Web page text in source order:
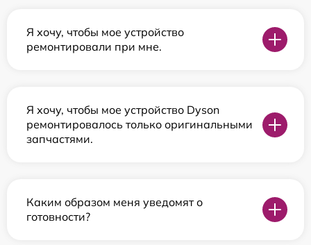
Я хочу, чтобы мое устройство
ремонтировали при мне.
Я хочу, чтобы мое устройство Dyson
ремонтировалось только оригинальными
запчастями.
Каким образом меня уведомят о
готовности?